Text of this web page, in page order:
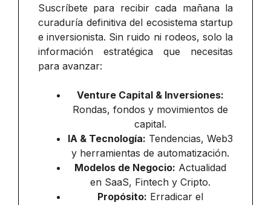
Suscríbete para recibir cada mañana la
curaduría definitiva del ecosistema startup
e inversionista. Sin ruido ni rodeos, solo la
información estratégica que necesitas
para avanzar:
Venture Capital & Inversiones:
Rondas, fondos y movimientos de
capital.
IA & Tecnología: Tendencias, Web3
y herramientas de automatización.
Modelos de Negocio: Actualidad
en SaaS, Fintech y Cripto.
Propósito: Erradicar el